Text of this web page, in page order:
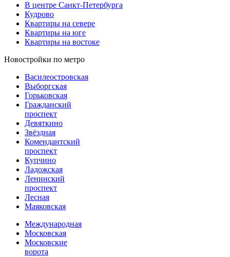
В центре Санкт-Петербурга
Кудрово
Квартиры на севере
Квартиры на юге
Квартиры на востоке
Новостройки по метро
Василеостровская
Выборгская
Горьковская
Гражданский
проспект
Девяткино
Звёздная
Комендантский
проспект
Купчино
Ладожская
Ленинский
проспект
Лесная
Маяковская
Международная
Московская
Московские
ворота